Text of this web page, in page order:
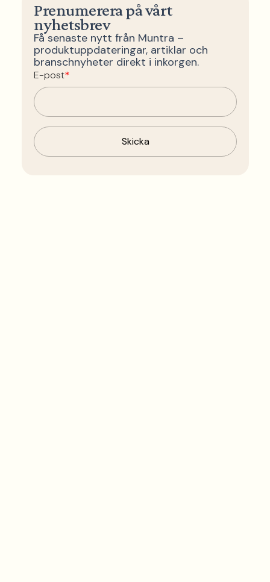
Prenumerera på vårt
nyhetsbrev
Få senaste nytt från Muntra –
produktuppdateringar, artiklar och
branschnyheter direkt i inkorgen.
E-post*